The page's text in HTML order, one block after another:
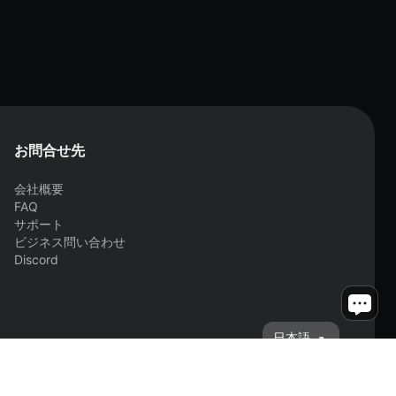
お問合せ先
会社概要
FAQ
サポート
ビジネス問い合わせ
Discord
日本語